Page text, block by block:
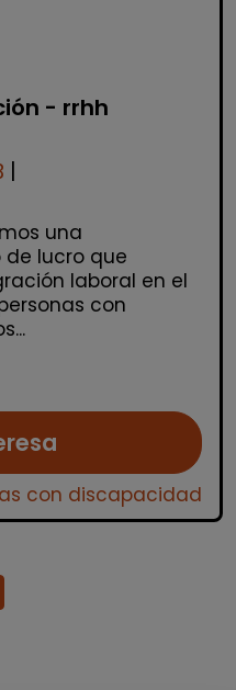
- rrhh
una
lucro que
laboral en el
con
con discapacidad